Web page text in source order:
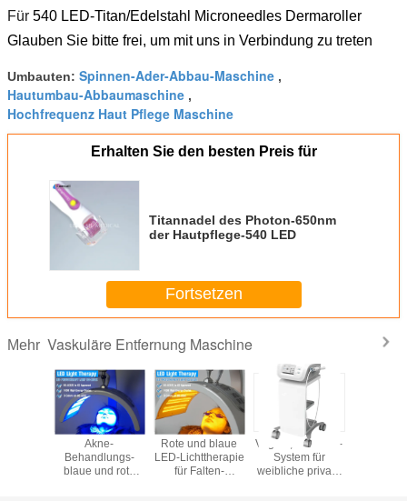
Für 540 LED-Titan/Edelstahl Microneedles Dermaroller
Glauben Sie bitte frei, um mit uns in Verbindung zu treten
Umbauten: Spinnen-Ader-Abbau-Maschine ,
Hautumbau-Abbaumaschine ,
Hochfrequenz Haut Pflege Maschine
Erhalten Sie den besten Preis für
Titannadel des Photon-650nm
der Hautpflege-540 LED
Fortsetzen
Mehr Vaskuläre Entfernung Maschine
Akne-
Behandlungs-
blaue und rote
Rote und blaue
LED-Lichttherapie
für Falten-
Vagina, die HIFU-
System für
weibliche private